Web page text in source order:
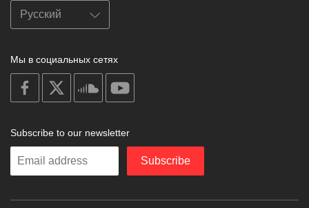
Мы в социальных сетях
on
facebook
soundcloud
Subscribe to our newsletter
Enter
Subscribe